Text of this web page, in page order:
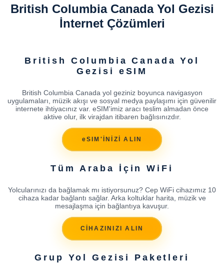
British Columbia Canada Yol Gezisi
İnternet Çözümleri
British Columbia Canada Yol
Gezisi eSIM
British Columbia Canada yol geziniz boyunca navigasyon
uygulamaları, müzik akışı ve sosyal medya paylaşımı için güvenilir
internete ihtiyacınız var. eSIM'imiz aracı teslim almadan önce
aktive olur, ilk virajdan itibaren bağlısınızdır.
eSIM'İNİZİ ALIN
Tüm Araba İçin WiFi
Yolcularınızı da bağlamak mı istiyorsunuz? Cep WiFi cihazımız 10
cihaza kadar bağlantı sağlar. Arka koltuklar harita, müzik ve
mesajlaşma için bağlantıya kavuşur.
CİHAZINIZI ALIN
Grup Yol Gezisi Paketleri